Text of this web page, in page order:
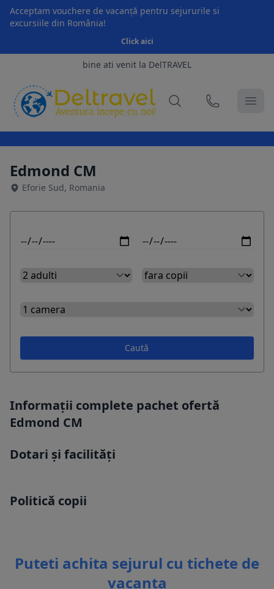
Acceptam vouchere de vacanță pentru sejururile si
excursiile din România!
Click aici
bine ati venit la DelTRAVEL
Edmond CM
Eforie Sud, Romania
Caută
Informații complete pachet ofertă
Edmond CM
Dotari și facilități
Politică copii
Puteti achita sejurul cu tichete de
vacanta